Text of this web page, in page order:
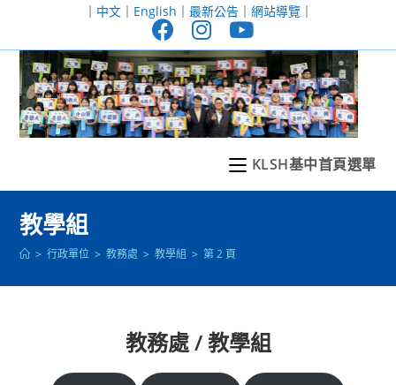
至
｜ 中文｜ English ｜ 最新公告｜ 網站導覽｜
KLSH基中首頁選單
教學組
> 行政單位 > 教務處 > 教學組 > 第 2 頁
教務處 / 教學組